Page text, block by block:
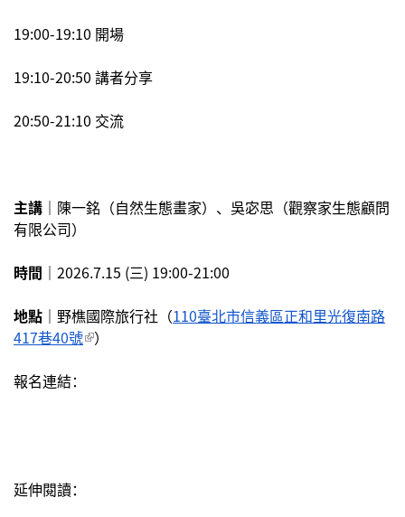
19:00-19:10 開場
19:10-20:50 講者分享
20:50-21:10 交流
主講｜ 陳一銘（自然生態畫家）、吳宓思（觀察家生態顧問
有限公司）
時間｜ 2026.7.15 (三) 19:00-21:00
地點｜ 野樵國際旅行社（110臺北市信義區正和里光復南路
417巷40號(link is external)
）
報名連結：
延伸閱讀：